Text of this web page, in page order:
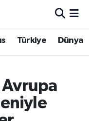
Türkiye Dünya